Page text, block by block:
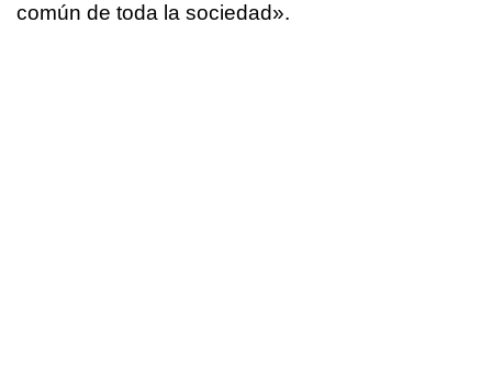
común de toda la sociedad».